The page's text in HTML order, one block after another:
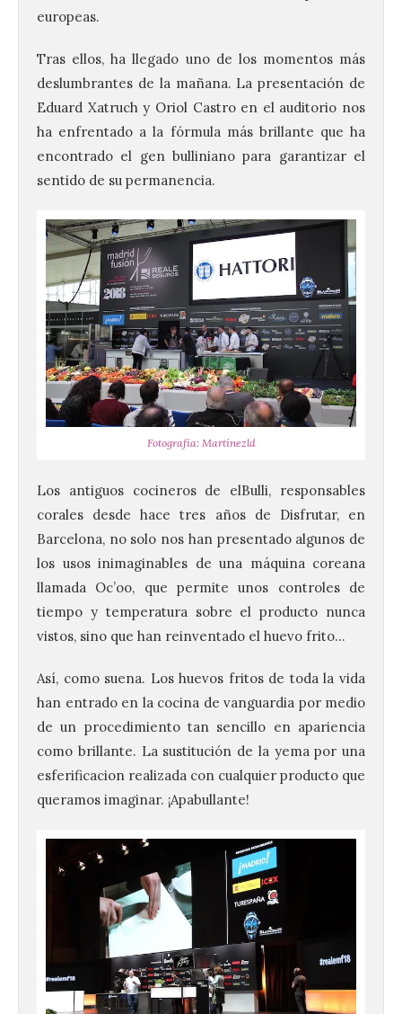
europeas.
Tras ellos, ha llegado uno de los momentos más
deslumbrantes de la mañana. La presentación de
Eduard Xatruch y Oriol Castro en el auditorio nos
ha enfrentado a la fórmula más brillante que ha
encontrado el gen bulliniano para garantizar el
sentido de su permanencia.
Fotografía: Martínezld
Los antiguos cocineros de elBulli, responsables
corales desde hace tres años de Disfrutar, en
Barcelona, no solo nos han presentado algunos de
los usos inimaginables de una máquina coreana
llamada Oc’oo, que permite unos controles de
tiempo y temperatura sobre el producto nunca
vistos, sino que han reinventado el huevo frito…
Así, como suena. Los huevos fritos de toda la vida
han entrado en la cocina de vanguardia por medio
de un procedimiento tan sencillo en apariencia
como brillante. La sustitución de la yema por una
esferificacion realizada con cualquier producto que
queramos imaginar. ¡Apabullante!